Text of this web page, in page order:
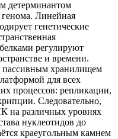
детерминантом
Линейная
генетические
регулируют
и времени.
пассивным хранилищем
для всех
процессов: репликации,
Следовательно,
на различных уровнях
нуклеотидов до
краеугольным камнем